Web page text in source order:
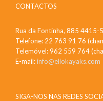
CONTACTOS
Rua da Fontinha, 885 4415-
Telefone: 22 763 91 76
Telemóvel: 962 559 764
E-mail:info@eliokayaks.com
SIGA-NOS NAS REDES